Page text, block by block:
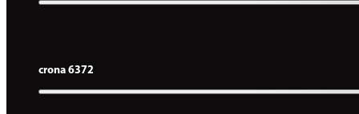
crona 6372